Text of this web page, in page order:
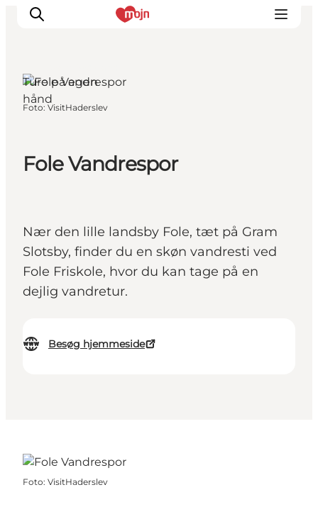
Det sker
Fole Vandrespor
Nær den lille landsby Fole, tæt på Gram
Slotsby, finder du en skøn vandresti ved
Fole Friskole, hvor du kan tage på en
dejlig vandretur.
Besøg hjemmeside
Ture på egen
hånd
Foto: VisitHaderslev
Foto: VisitHaderslev